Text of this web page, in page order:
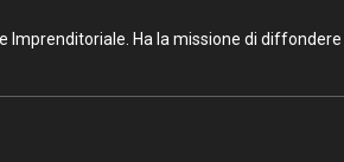
Imprenditoriale. Ha la missione di